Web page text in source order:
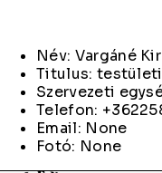
Név: Vargáné
Titulus:
Szervezeti
Telefon:
Email: None
Fotó: None